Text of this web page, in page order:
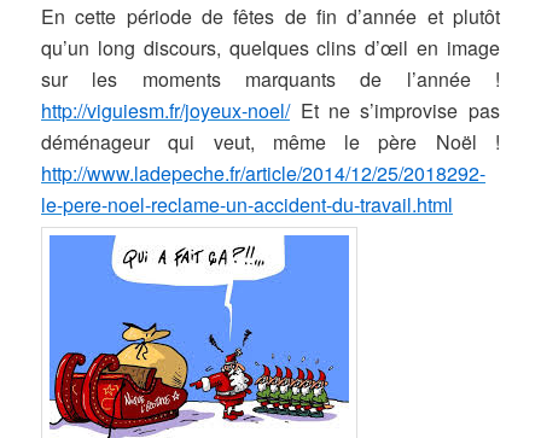
En cette période de fêtes de fin d’année et plutôt
qu’un long discours, quelques clins d’œil en image
sur les moments marquants de l’année !
http://viguiesm.fr/joyeux-noel/Et ne s’improvise pas
déménageur qui veut, même le père Noël !
http://www.ladepeche.fr/article/2014/12/25/2018292-
le-pere-noel-reclame-un-accident-du-travail.html